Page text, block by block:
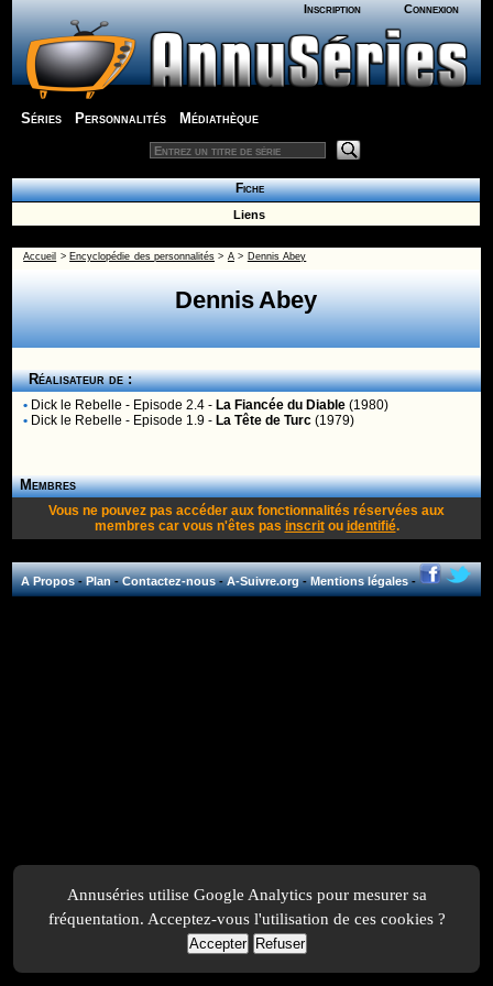
Inscription Connexion
Séries Personnalités Médiathèque
Fiche
Liens
Accueil > Encyclopédie des personnalités > A> Dennis Abey
Dennis Abey
Réalisateur de :
• Dick le Rebelle - Episode 2.4 - La Fiancée du Diable (1980)
• Dick le Rebelle - Episode 1.9 - La Tête de Turc (1979)
Membres
Vous ne pouvez pas accéder aux fonctionnalités réservées aux
membres car vous n'êtes pas inscritou identifié.
A Propos-Plan-Contactez-nous-A-Suivre.org-Mentions légales-
Annuséries utilise Google Analytics pour mesurer sa
fréquentation. Acceptez-vous l'utilisation de ces cookies ?
Accepter Refuser